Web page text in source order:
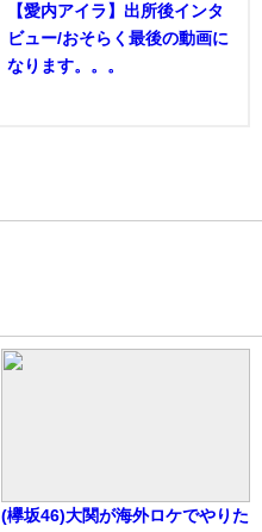
【愛内アイラ】出所後インタ
ビュー/おそらく最後の動画に
なります。。。
(欅坂46)大関が海外ロケでやりた